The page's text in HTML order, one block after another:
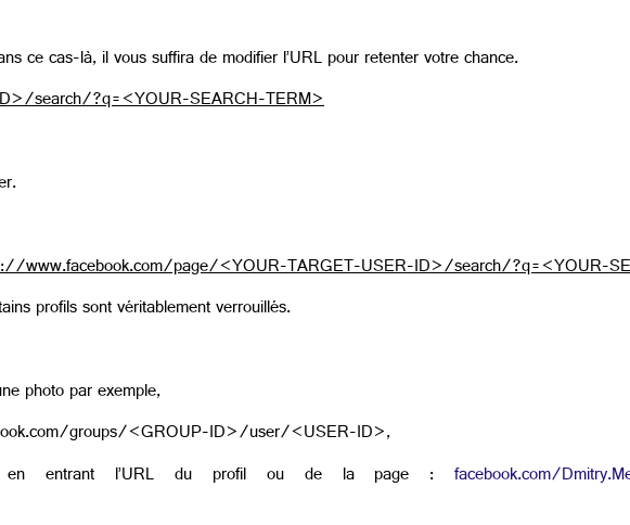
ce cas-là, il vous suffira de modifier l’URL pour retenter votre chance.
search/?q=<YOUR-SEARCH-TERM>
www.facebook.com/page/<YOUR-TARGET-USER-ID>/search/?q=<YOUR-
profils sont véritablement verrouillés.
photo par exemple,
groups/<GROUP-ID>/user/<USER-ID>,
en entrant l’URL du profil ou de la page :facebook.com/